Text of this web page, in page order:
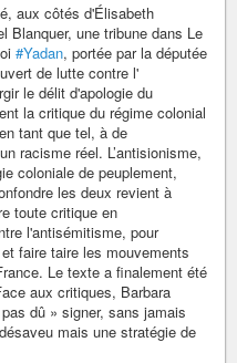
aux côtés d'Élisabeth
Blanquer, une tribune dans Le
#Yadan, portée par la députée
de lutte contre l'
le délit d'apologie du
la critique du régime colonial
en tant que tel, à de
racisme réel. L’antisionisme,
coloniale de peuplement,
les deux revient à
toute critique en
l'antisémitisme, pour
faire taire les mouvements
Le texte a finalement été
aux critiques, Barbara
dû » signer, sans jamais
mais une stratégie de